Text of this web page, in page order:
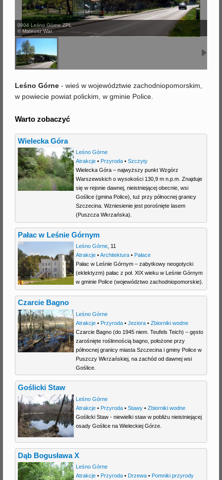
0904 Leśno Górne ZPL
© Mateusz War.
Leśno Górne - wieś w województwie zachodniopomorskim,
w powiecie powiat polickim, w gminie Police.
Warto zobaczyć
Wielecka Góra
Leśno Górne
Atrakcje• Przyroda• Szczyty
Wielecka Góra – najwyższy punkt Wzgórz
Warszewskich o wysokości 130,9 m n.p.m. Znajduje
się w rejonie dawnej, nieistniejącej obecnie, wsi
Goślice (gmina Police), tuż przy północnej granicy
Szczecina. Wzniesienie jest porośnięte lasem
(Puszcza Wkrzańska).
Pałac w Leśnie Górnym
Leśno Górne, 11
Atrakcje•Architektura• Pałace
Pałac w Leśnie Górnym – zabytkowy neogotycki
(eklektyzm) pałac z poł. XIX wieku w Leśnie Górnym
w gminie Police (województwo zachodniopomorskie).
Czarcie Bagno
Leśno Górne
Atrakcje• Przyroda• Jeziora• Zbiorniki wodne
Czarcie Bagno (do 1945 niem. Teufels Teich) – gęsto
zarośnięte roślinnością bagno, położone przy
północnej granicy miasta Szczecina i gminy Police w
Puszczy Wkrzańskiej, na zachód od dawnej wsi
Goślice.
Goślicki Staw
Leśno Górne
Atrakcje• Przyroda• Stawy• Zbiorniki wodne
Goślicki Staw - niewielki staw w pobliżu nieistniejącej
osady Goślice na Wieleckiej Górze.
Dąb Bogusława X
Leśno Górne
Atrakcje• Przyroda• Drzewa• Pomniki przyrody